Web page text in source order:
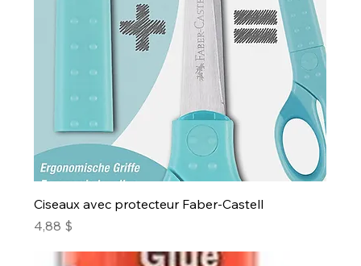
Ciseaux avec protecteur Faber-Castell
Prix
4,88 $